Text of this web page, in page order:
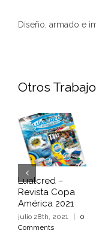
Diseño, armado e
Otros
Lualcred –
Revista Copa
América 2021
julio 28th, 2021 |
0
Comments